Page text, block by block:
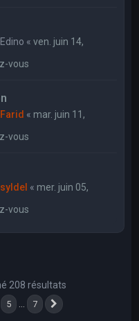
Edino «ven. juin 14,
vous
Farid « mar. juin 11,
vous
syldel « mer. juin 05,
vous
208 résultats
5 7